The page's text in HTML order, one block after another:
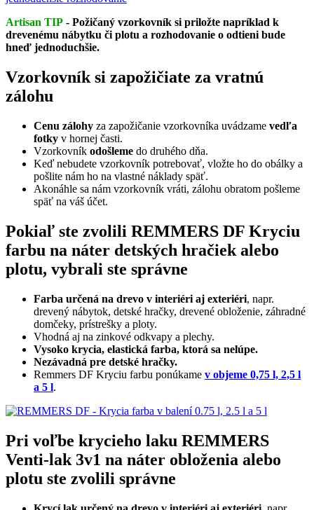
Artisan TIP - Požičaný vzorkovník si priložte napríklad k
drevenému nábytku či plotu a rozhodovanie o odtieni bude
hneď jednoduchšie.
Vzorkovník si zapožičiate za vratnú
zálohu
Cenu zálohy za zapožičanie vzorkovníka uvádzame vedľa
fotky v hornej časti.
Vzorkovník odošleme do druhého dňa.
Keď nebudete vzorkovník potrebovať, vložte ho do obálky a
pošlite nám ho na vlastné náklady späť.
Akonáhle sa nám vzorkovník vráti, zálohu obratom pošleme
späť na váš účet.
Pokiaľ ste zvolili REMMERS DF Kryciu
farbu na náter detských hračiek alebo
plotu, vybrali ste správne
Farba určená na drevo v interiéri aj exteriéri, napr.
drevený nábytok, detské hračky, drevené obloženie, záhradné
domčeky, prístrešky a ploty.
Vhodná aj na zinkové odkvapy a plechy.
Vysoko krycia, elastická farba, ktorá sa nelúpe.
Nezávadná pre detské hračky.
Remmers DF Kryciu farbu ponúkame v objeme 0,75 l, 2,5 l
a 5 l.
Pri voľbe krycieho laku REMMERS
Venti-lak 3v1 na náter obloženia alebo
plotu ste zvolili správne